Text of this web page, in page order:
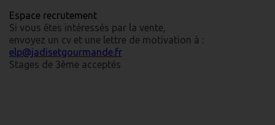
Espace recrutement
Si vous êtes intéressés par la vente,
envoyez un cv et une lettre de motivation à :
elp@jadisetgourmande.fr
Stages de 3ème acceptés